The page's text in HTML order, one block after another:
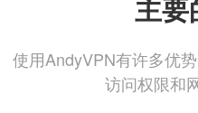
主要
使用AndyVPN有许多优
访问权限和